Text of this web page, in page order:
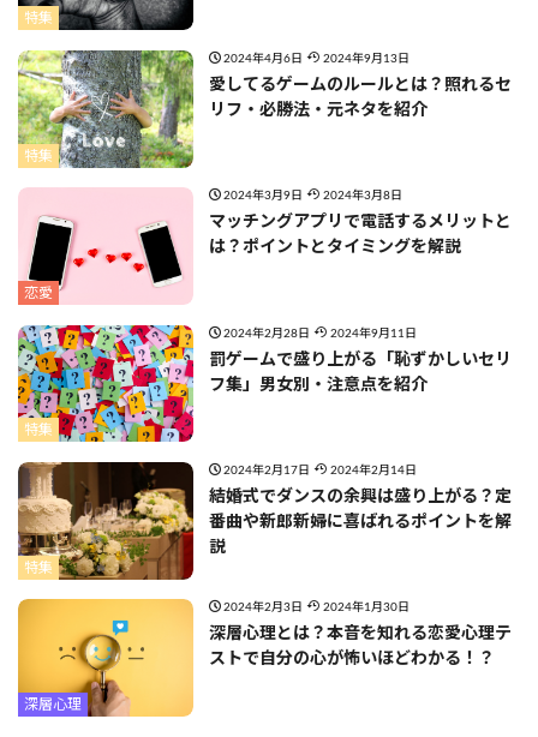
特集
特集
2024年4月6日 2024年9月13日
愛してるゲームのルールとは？照れるセ
リフ・必勝法・元ネタを紹介
恋愛
2024年3月9日 2024年3月8日
マッチングアプリで電話するメリットと
は？ポイントとタイミングを解説
特集
2024年2月28日 2024年9月11日
罰ゲームで盛り上がる「恥ずかしいセリ
フ集」男女別・注意点を紹介
特集
2024年2月17日 2024年2月14日
結婚式でダンスの余興は盛り上がる？定
番曲や新郎新婦に喜ばれるポイントを解
説
深層心理
2024年2月3日 2024年1月30日
深層心理とは？本音を知れる恋愛心理テ
ストで自分の心が怖いほどわかる！？